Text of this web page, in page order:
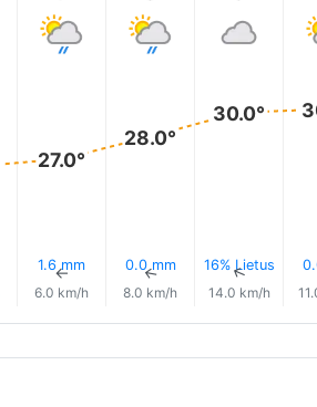
27.0°
1.6 mm
↑
6.0 km/h
28.0°
0.0 mm
↑
8.0 km/h
30.0°
16% Lietus
↑
14.0 km/h